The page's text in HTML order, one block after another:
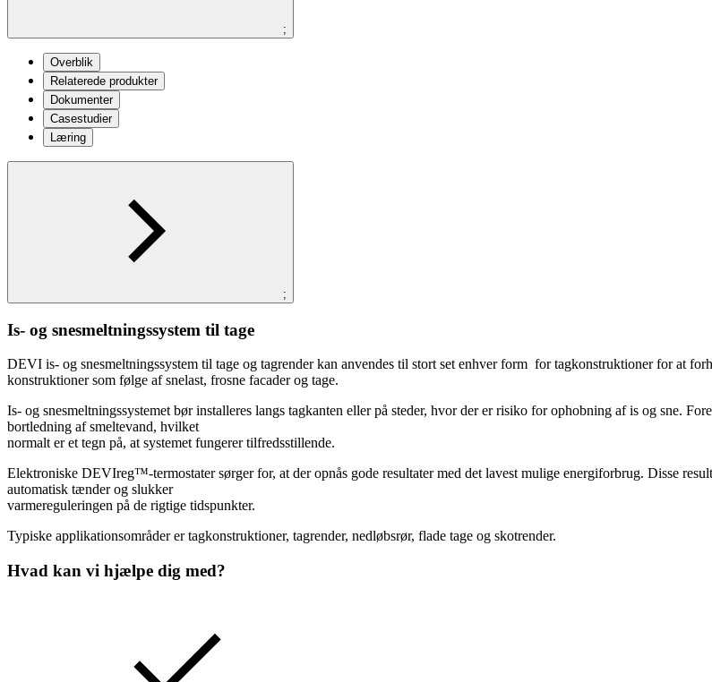
;
Overblik
Relaterede produkter
Dokumenter
Casestudier
Læring
;
Is- og snesmeltningssystem til tage
DEVI is- og snesmeltningssystem til tage og tagrender kan anvendes til stort set enhver form for tagkonstruktioner for at
konstruktioner som følge af snelast, frosne facader og tage.
Is- og snesmeltningssystemet bør installeres langs tagkanten eller på steder, hvor der er risiko for ophobning af is og sne.
bortledning af smeltevand, hvilket
normalt er et tegn på, at systemet fungerer tilfredsstillende.
Elektroniske DEVIreg™-termostater sørger for, at der opnås gode resultater med det lavest mulige energiforbrug. Disse
automatisk tænder og slukker
varmereguleringen på de rigtige tidspunkter.
Typiske applikationsområder er tagkonstruktioner, tagrender, nedløbsrør, flade tage og skotrender.
Hvad kan vi hjælpe dig med?